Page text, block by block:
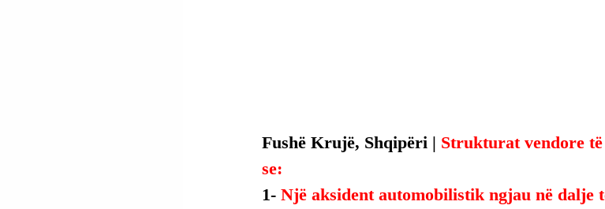
Fushë Krujë, Shqipëri | Strukturat vendore
se:
1- Një aksident automobilistik ngjau në dalje